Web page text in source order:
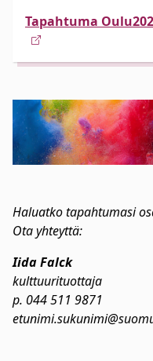
Tapahtuma
Haluatko tapahtumasi
Ota yhteyttä:
Iida Falck
kulttuurituottaja
p. 044 511 9871